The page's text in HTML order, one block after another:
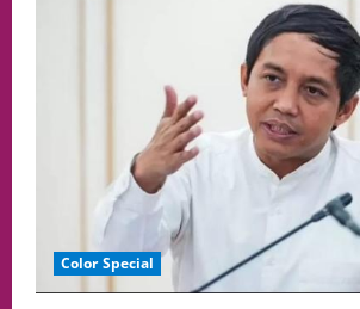
Color Special